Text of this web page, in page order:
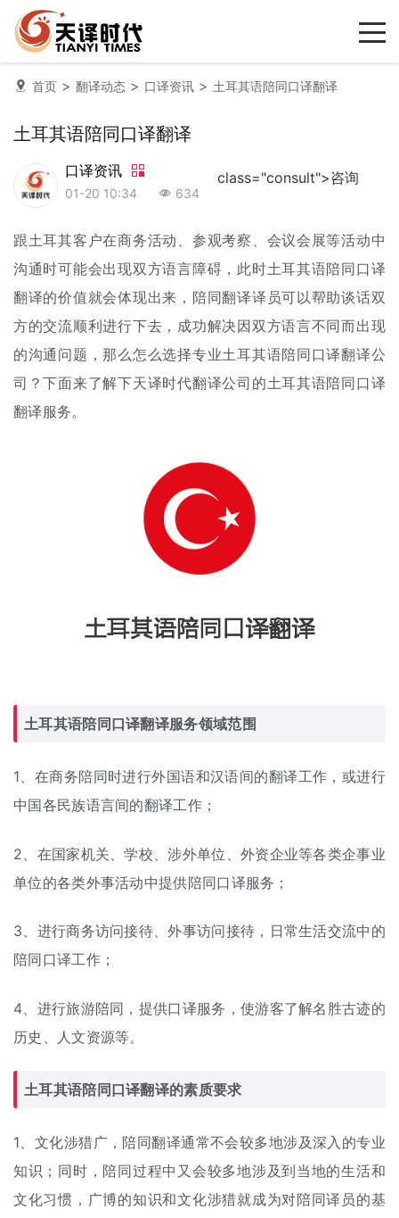
首页 > 翻译动态 > 口译资讯 > 土耳其语陪同口译翻译
土耳其语陪同口译翻译
口译资讯
01-20 10:34 634
class="consult">咨询
跟土耳其客户在商务活动、参观考察、会议会展等活动中
沟通时可能会出现双方语言障碍，此时土耳其语陪同口译
翻译的价值就会体现出来， 陪同翻译译员可以帮助谈话双
方的交流顺利进行下去，成功解决因双方语言不同而出现
的沟通问题，那么怎么选择专业土耳其语陪同口译翻译公
司 ？下面来了解下天译时代翻译公司的土耳其语陪同口译
翻译服务。
土耳其语陪同口译翻译服务领域范围
1、在商务陪同时进行外国语和汉语间的翻译工作，或进行
中国各民族语言间的翻译工作；
2、在国家机关、学校、涉外单位、外资企业等各类企事业
单位的各类外事活动中提供陪同口译服务；
3、进行商务访问接待、外事访问接待，日常生活交流中的
陪同口译工作；
4、进行旅游陪同，提供口译服务，使游客了解名胜古迹的
历史、人文资源等。
土耳其语陪同口译翻译的素质要求
1、文化涉猎广，陪同翻译通常不会较多地涉及深入的专业
知识；同时，陪同过程中又会较多地涉及到当地的生活和
文化习惯，广博的知识和文化涉猎就成为对陪同译员的基